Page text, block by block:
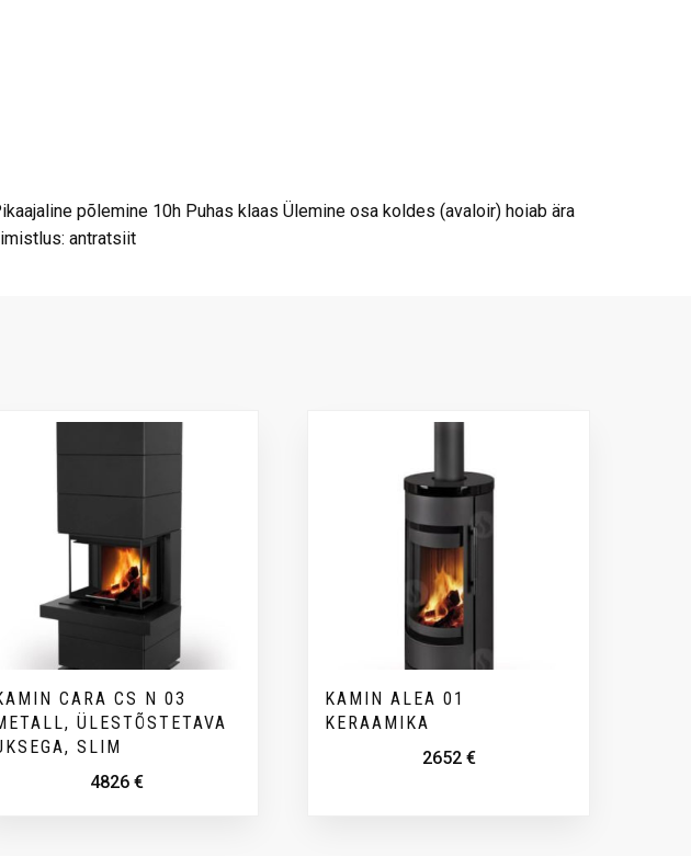
põlemine 10h Puhas klaas Ülemine osa koldes (avaloir) hoiab ära
antratsiit
CARA CS N 03
ÜLESTÕSTETAVA
SLIM
4826€
KAMIN ALEA 01
KERAAMIKA
2652 €